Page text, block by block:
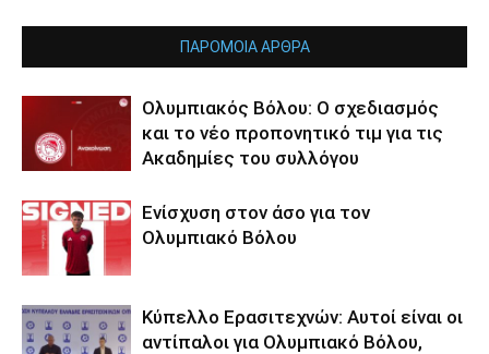
ΠΑΡΟΜΟΙΑ ΑΡΘΡΑ
Ολυμπιακός Βόλου: Ο σχεδιασμός
και το νέο προπονητικό τιμ για τις
Ακαδημίες του συλλόγου
Ενίσχυση στον άσο για τον
Ολυμπιακό Βόλου
Κύπελλο Ερασιτεχνών: Αυτοί είναι οι
αντίπαλοι για Ολυμπιακό Βόλου,